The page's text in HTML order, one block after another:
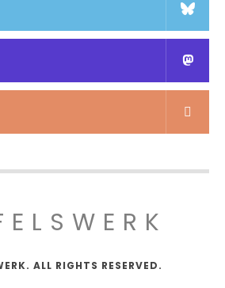
ALL RIGHTS RESERVED.